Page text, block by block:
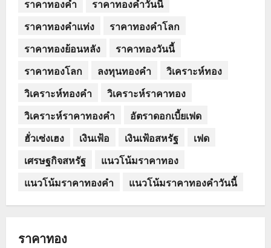
ราคาทองคำ
ราคาทองคำวันนี้
ราคาทองคำแท่ง
ราคาทองคำโลก
ราคาทองย้อนหลัง
ราคาทองวันนี้
ราคาทองโลก
ลงทุนทองคำ
วิเคราะห์ทอง
วิเคราะห์ทองคำ
วิเคราะห์ราคาทอง
วิเคราะห์ราคาทองคำ
อัตราดอกเบี้ยเฟด
ฮั่วเซ่งเฮง
เงินเฟ้อ เงินเฟ้อสหรัฐ
เฟด
เศรษฐกิจสหรัฐ
แนวโน้มราคาทอง
แนวโน้มราคาทองคำ
แนวโน้มราคาทองคำวันนี้
ราคาทอง